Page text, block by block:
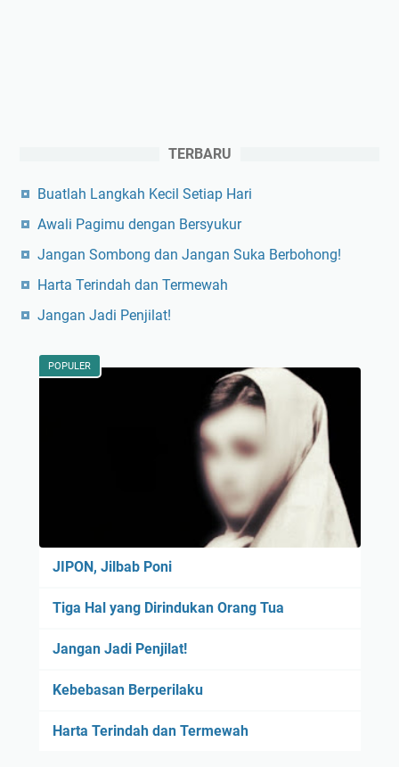
TERBARU
Buatlah Langkah Kecil Setiap Hari
Awali Pagimu dengan Bersyukur
Jangan Sombong dan Jangan Suka Berbohong!
Harta Terindah dan Termewah
Jangan Jadi Penjilat!
POPULER
JIPON, Jilbab Poni
Tiga Hal yang Dirindukan Orang Tua
Jangan Jadi Penjilat!
Kebebasan Berperilaku
Harta Terindah dan Termewah